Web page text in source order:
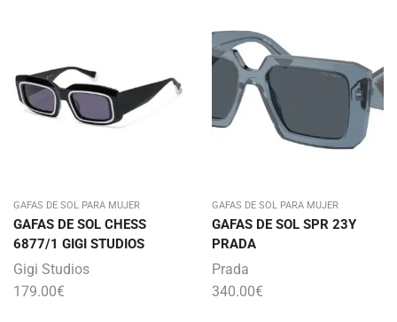
GAFAS DE SOL PARA MUJER
GAFAS DE SOL CHESS
6877/1 GIGI STUDIOS
Gigi Studios
179.00€
GAFAS DE SOL PARA MUJER
GAFAS DE SOL SPR 23Y
PRADA
Prada
340.00€